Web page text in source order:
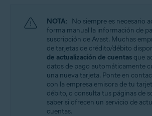
NOTA: No siempre es necesario
forma manual la información de
suscripción de Avast. Muchas
de tarjetas de crédito/débito
de actualización de cuentas que
datos de pago automáticamente
una nueva tarjeta. Ponte en
con la empresa emisora de tu
débito, o consulta tus páginas de
saber si ofrecen un servicio de
cuentas.